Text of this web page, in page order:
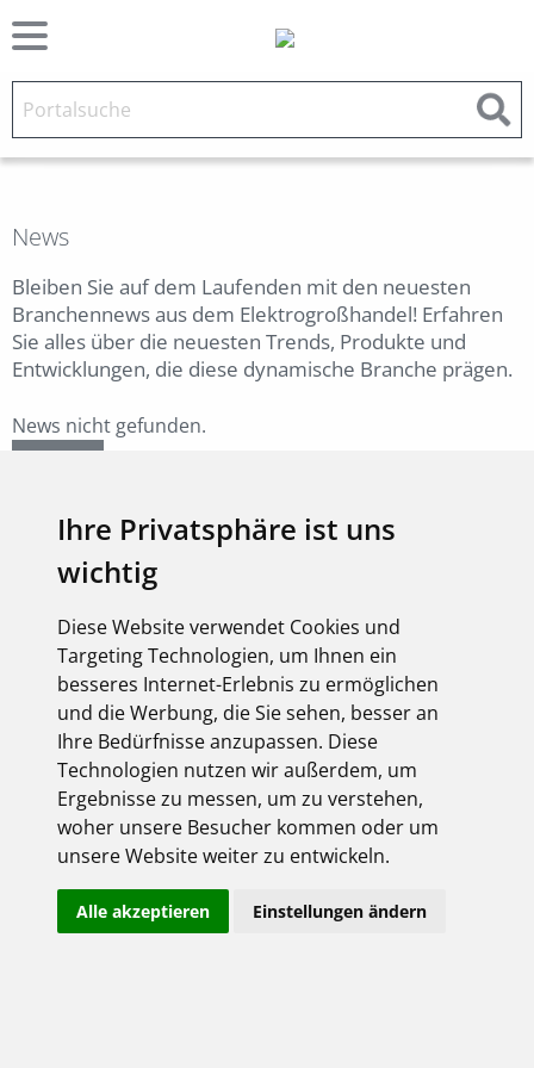
Ihre Privatsphäre ist uns
wichtig
Diese Website verwendet Cookies und
Targeting Technologien, um Ihnen ein
besseres Internet-Erlebnis zu ermöglichen
und die Werbung, die Sie sehen, besser an
Ihre Bedürfnisse anzupassen. Diese
Technologien nutzen wir außerdem, um
Ergebnisse zu messen, um zu verstehen,
woher unsere Besucher kommen oder um
unsere Website weiter zu entwickeln.
Alle akzeptieren Einstellungen ändern
News
Bleiben Sie auf dem Laufenden mit den neuesten
Branchennews aus dem Elektrogroßhandel! Erfahren
Sie alles über die neuesten Trends, Produkte und
Entwicklungen, die diese dynamische Branche prägen.
News nicht gefunden.
Shop-Login
und Passwort an:
Angemeldet bleiben
Jetzt registrieren! Passwort vergessen?